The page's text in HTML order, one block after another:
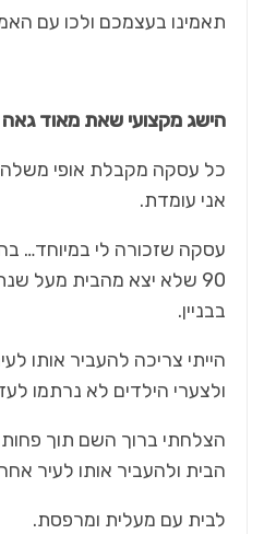
תאמינו בעצמכם ולכו עם
הישג מקצועי שאת מאוד גאה
כל עסקה מקבלת אופי משלה
אני עומדת.
עסקה שזכורה לי במיוחד…
90 שלא יצא מהבית מעל
בבניין.
הייתי צריכה להעביר אותו
ולצערי הילדים לא נרתמו
הצלחתי ברוך השם תוך
הבית ולהעביר אותו לעיר
לבית עם מעלית ומרפסת.